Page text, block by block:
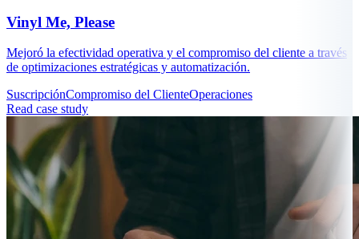
Vinyl Me, Please
Mejoró la efectividad operativa y el compromiso del cliente a través
de optimizaciones estratégicas y automatización.
SuscripciónCompromiso del ClienteOperaciones
Read case study